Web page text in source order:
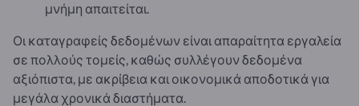
μνήμη απαιτείται.
Οι καταγραφείς δεδομένων είναι απαραίτητα εργαλεία
σε πολλούς τομείς, καθώς συλλέγουν δεδομένα
αξιόπιστα, με ακρίβεια και οικονομικά αποδοτικά για
μεγάλα χρονικά διαστήματα.